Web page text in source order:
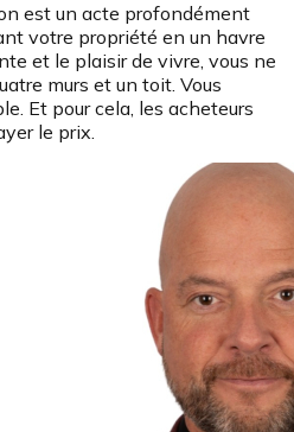
est un acte profondément
votre propriété en un havre
et le plaisir de vivre, vous ne
murs et un toit. Vous
Et pour cela, les acheteurs
le prix.